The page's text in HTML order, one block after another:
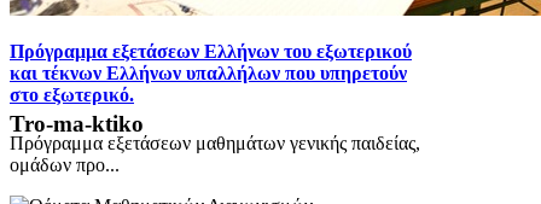
Πρόγραμμα εξετάσεων Ελλήνων του εξωτερικού
και τέκνων Ελλήνων υπαλλήλων που υπηρετούν
στο εξωτερικό.
Πρόγραμμα εξετάσεων μαθημάτων γενικής παιδείας,
ομάδων προ...
Tro-ma-ktiko